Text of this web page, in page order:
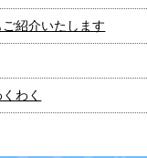
紹介いたします
わく